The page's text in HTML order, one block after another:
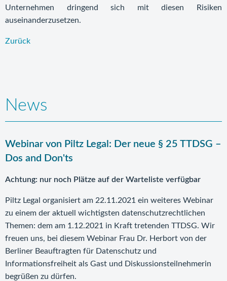
Unternehmen dringend sich mit diesen Risiken
auseinanderzusetzen.
Zurück
News
Webinar von Piltz Legal: Der neue § 25 TTDSG –
Dos and Don'ts
Achtung: nur noch Plätze auf der Warteliste verfügbar
Piltz Legal organisiert am 22.11.2021 ein weiteres Webinar
zu einem der aktuell wichtigsten datenschutzrechtlichen
Themen: dem am 1.12.2021 in Kraft tretenden TTDSG. Wir
freuen uns, bei diesem Webinar Frau Dr. Herbort von der
Berliner Beauftragten für Datenschutz und
Informationsfreiheit als Gast und Diskussionsteilnehmerin
begrüßen zu dürfen.